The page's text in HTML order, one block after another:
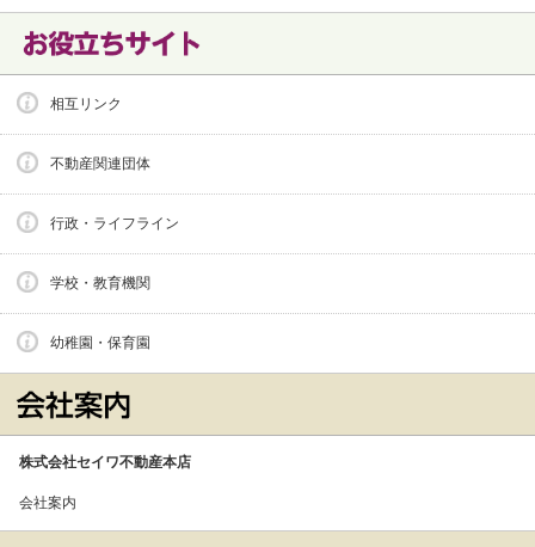
相互リンク
不動産関連団体
行政・ライフライン
学校・教育機関
幼稚園・保育園
株式会社セイワ不動産本店
会社案内